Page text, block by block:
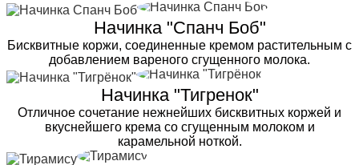
Начинка "Спанч Боб"
Бисквитные коржи, соединенные кремом растительным с
добавлением вареного сгущенного молока.
Начинка "Тигренок"
Отличное сочетание нежнейших бисквитных коржей и
вкуснейшего крема со сгущенным молоком и
карамельной ноткой.